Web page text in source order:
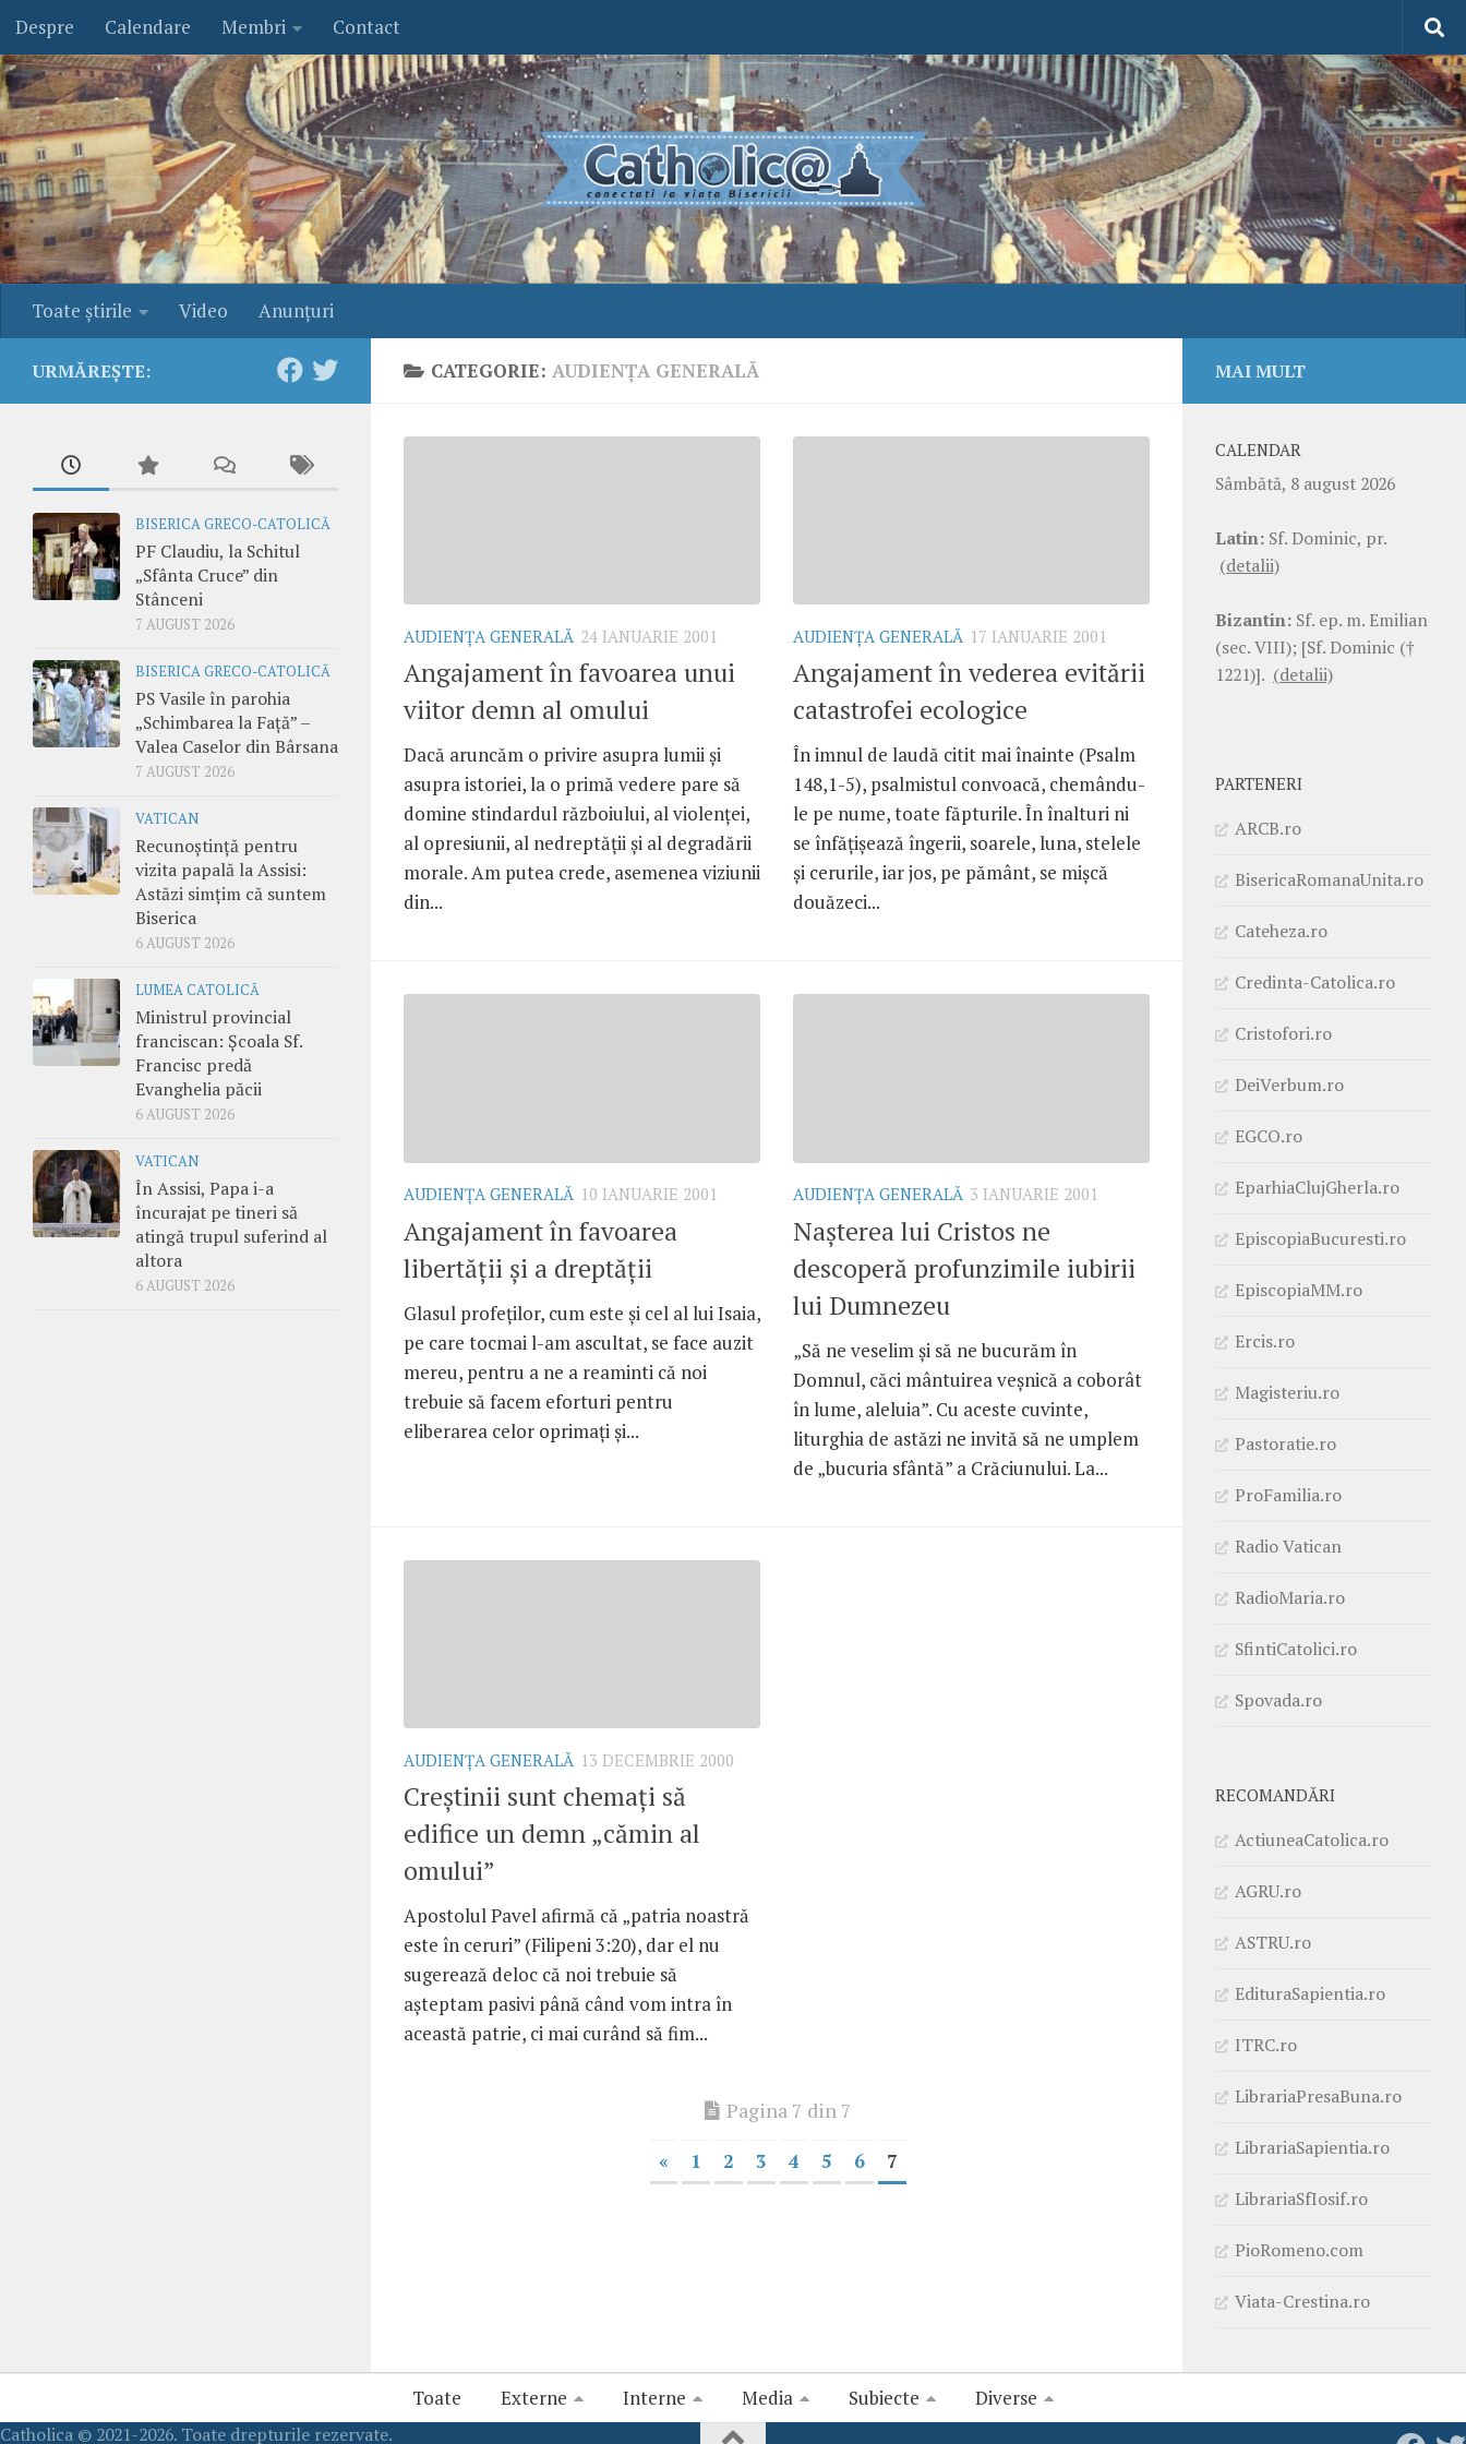
Skip to content
Despre Calendare Membri Contact
Toate ştirile Video Anunţuri
CATEGORIE: AUDIENŢA GENERALĂ
AUDIENŢA GENERALĂ 24 IANUARIE 2001
Angajament în favoarea unui
viitor demn al omului
Dacă aruncăm o privire asupra lumii şi
asupra istoriei, la o primă vedere pare să
domine stindardul războiului, al violenţei,
al opresiunii, al nedreptăţii şi al degradării
morale. Am putea crede, asemenea viziunii
din...
AUDIENŢA GENERALĂ 17 IANUARIE 2001
Angajament în vederea evitării
catastrofei ecologice
În imnul de laudă citit mai înainte (Psalm
148,1-5), psalmistul convoacă, chemându-
le pe nume, toate făpturile. În înalturi ni
se înfăţişează îngerii, soarele, luna, stelele
şi cerurile, iar jos, pe pământ, se mişcă
douăzeci...
AUDIENŢA GENERALĂ 10 IANUARIE 2001
Angajament în favoarea
libertăţii şi a dreptăţii
Glasul profeţilor, cum este şi cel al lui Isaia,
pe care tocmai l-am ascultat, se face auzit
mereu, pentru a ne a reaminti că noi
trebuie să facem eforturi pentru
eliberarea celor oprimaţi şi...
AUDIENŢA GENERALĂ 3 IANUARIE 2001
Naşterea lui Cristos ne
descoperă profunzimile iubirii
lui Dumnezeu
„Să ne veselim şi să ne bucurăm în
Domnul, căci mântuirea veşnică a coborât
în lume, aleluia”. Cu aceste cuvinte,
liturghia de astăzi ne invită să ne umplem
de „bucuria sfântă” a Crăciunului. La...
AUDIENŢA GENERALĂ 13 DECEMBRIE 2000
Creştinii sunt chemaţi să
edifice un demn „cămin al
omului”
Apostolul Pavel afirmă că „patria noastră
este în ceruri” (Filipeni 3:20), dar el nu
sugerează deloc că noi trebuie să
aşteptam pasivi până când vom intra în
această patrie, ci mai curând să fim...
Pagina 7 din 7
« 1 2 3 4 5 6 7
URMĂREȘTE:
BISERICA GRECO-CATOLICĂ
PF Claudiu, la Schitul
„Sfânta Cruce” din
Stânceni
7 AUGUST 2026
BISERICA GRECO-CATOLICĂ
PS Vasile în parohia
„Schimbarea la Față” –
Valea Caselor din Bârsana
7 AUGUST 2026
VATICAN
Recunoștință pentru
vizita papală la Assisi:
Astăzi simțim că suntem
Biserica
6 AUGUST 2026
LUMEA CATOLICĂ
Ministrul provincial
franciscan: Școala Sf.
Francisc predă
Evanghelia păcii
6 AUGUST 2026
VATICAN
În Assisi, Papa i-a
încurajat pe tineri să
atingă trupul suferind al
altora
6 AUGUST 2026
MAI MULT
CALENDAR
Sâmbătă, 8 august 2026
Latin: Sf. Dominic, pr.
(detalii)
Bizantin: Sf. ep. m. Emilian
(sec. VIII); [Sf. Dominic (†
1221)]. (detalii)
PARTENERI
ARCB.ro
BisericaRomanaUnita.ro
Cateheza.ro
Credinta-Catolica.ro
Cristofori.ro
DeiVerbum.ro
EGCO.ro
EparhiaClujGherla.ro
EpiscopiaBucuresti.ro
EpiscopiaMM.ro
Ercis.ro
Magisteriu.ro
Pastoratie.ro
ProFamilia.ro
Radio Vatican
RadioMaria.ro
SfintiCatolici.ro
Spovada.ro
RECOMANDĂRI
ActiuneaCatolica.ro
AGRU.ro
ASTRU.ro
EdituraSapientia.ro
ITRC.ro
LibrariaPresaBuna.ro
LibrariaSapientia.ro
LibrariaSfIosif.ro
PioRomeno.com
Viata-Crestina.ro
Toate Externe Interne Media Subiecte Diverse
Catholica © 2021-2026. Toate drepturile rezervate.